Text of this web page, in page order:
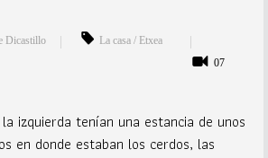
Dicastillo
La casa / Etxea
07
izquierda tenían una estancia de unos
en donde estaban los cerdos, las